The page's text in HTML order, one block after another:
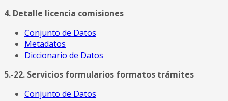
4. Detalle licencia comisiones
Conjunto de Datos
Metadatos
Diccionario de Datos
5.-22. Servicios formularios formatos trámites
Conjunto de Datos